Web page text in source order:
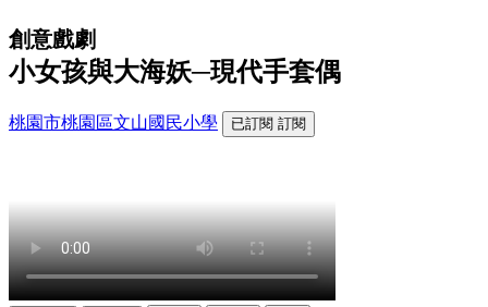
創意戲劇
小女孩與大海妖─現代手套偶
桃園市桃園區文山國民小學 已訂閱 訂閱